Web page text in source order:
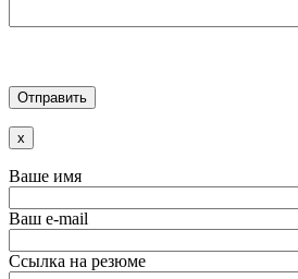
x
Ваше имя
Ваш e-mail
Ссылка на резюме